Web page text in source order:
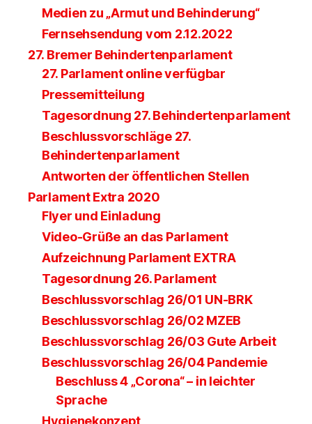
Medien zu „Armut und Behinderung“
Fernsehsendung vom 2.12.2022
27. Bremer Behindertenparlament
27. Parlament online verfügbar
Pressemitteilung
Tagesordnung 27. Behindertenparlament
Beschlussvorschläge 27.
Behindertenparlament
Antworten der öffentlichen Stellen
Parlament Extra 2020
Flyer und Einladung
Video-Grüße an das Parlament
Aufzeichnung Parlament EXTRA
Tagesordnung 26. Parlament
Beschlussvorschlag 26/01 UN-BRK
Beschlussvorschlag 26/02 MZEB
Beschlussvorschlag 26/03 Gute Arbeit
Beschlussvorschlag 26/04 Pandemie
Beschluss 4 „Corona“ – in leichter
Sprache
Hygienekonzept